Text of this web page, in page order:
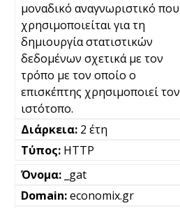
μοναδικό αναγνωριστικό που
χρησιμοποιείται για τη
δημιουργία στατιστικών
δεδομένων σχετικά με τον
τρόπο με τον οποίο ο
επισκέπτης χρησιμοποιεί τον
ιστότοπο.
2 έτη
HTTP
_gat
economix.gr